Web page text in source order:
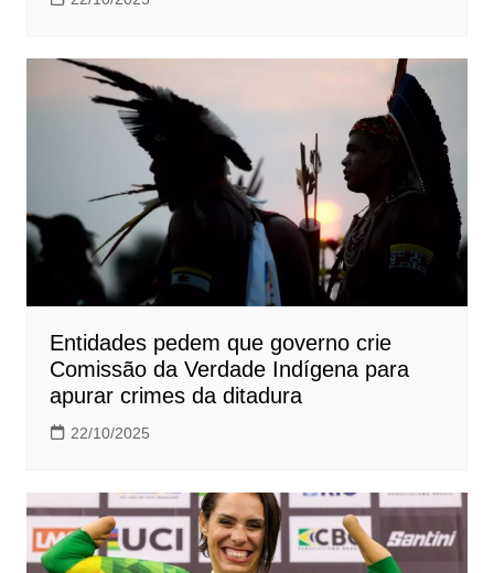
Entidades pedem que governo crie
Comissão da Verdade Indígena para
apurar crimes da ditadura
22/10/2025